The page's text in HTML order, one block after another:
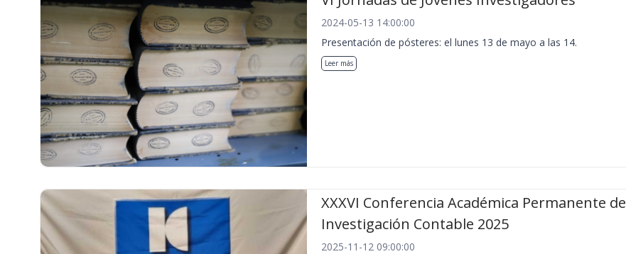
2024-05-13 14:00:00
Presentación de pósteres: el lunes 13 de mayo a las 14.
Leer más
XXXVI Conferencia Académica Permanente de
Investigación Contable 2025
2025-11-12 09:00:00